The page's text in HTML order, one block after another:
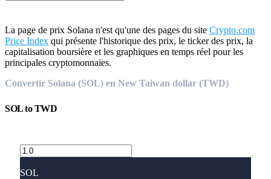
La page de prix Solana n'est qu'une des pages du site Crypto.com
Price Index qui présente l'historique des prix, le ticker des prix, la
capitalisation boursière et les graphiques en temps réel pour les
principales cryptomonnaies.
Convertir Solana (SOL) en New Taiwan dollar (TWD)
SOLtoTWD
SOL